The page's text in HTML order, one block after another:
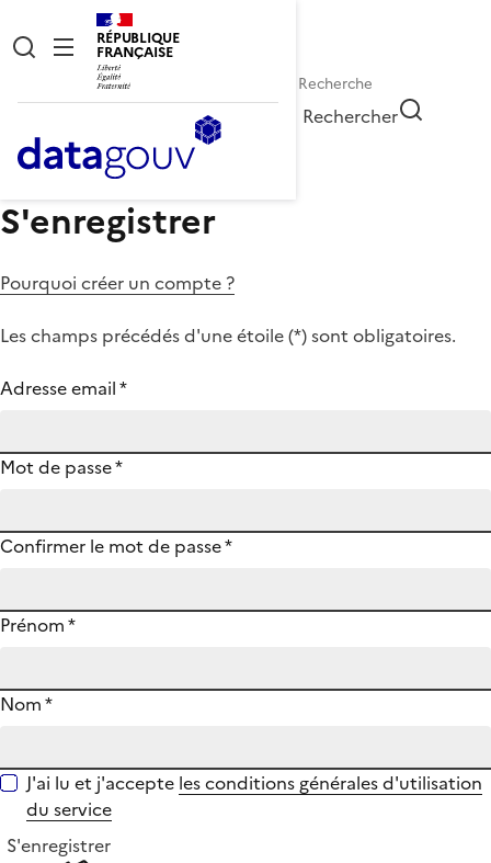
RÉPUBLIQUE
FRANÇAISE
Rechercher
S'enregistrer
Pourquoi créer un compte ?
Les champs précédés d'une étoile (*) sont obligatoires.
Adresse email*
Mot de passe*
Confirmer le mot de passe*
Prénom*
Nom*
J'ai lu et j'accepte les conditions générales d'utilisation
du service
S'enregistrer